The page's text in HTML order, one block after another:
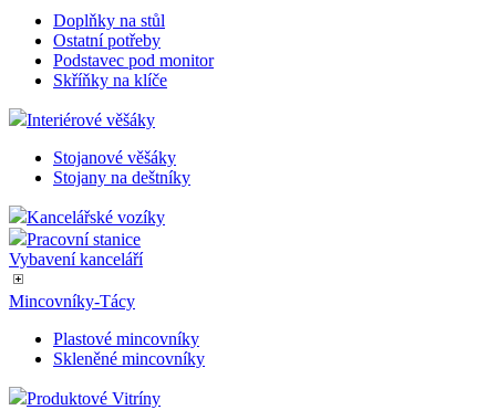
Doplňky na stůl
Ostatní potřeby
Podstavec pod monitor
Skříňky na klíče
Interiérové věšáky
Stojanové věšáky
Stojany na deštníky
Kancelářské vozíky
Pracovní stanice
Vybavení kanceláří
Mincovníky-Tácy
Plastové mincovníky
Skleněné mincovníky
Produktové Vitríny